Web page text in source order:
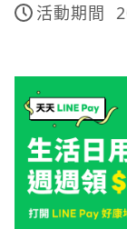
活動期間